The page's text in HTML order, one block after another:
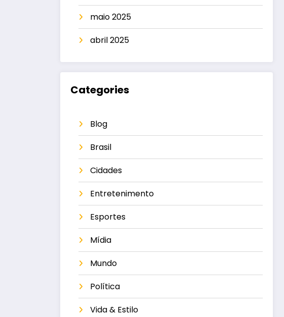
maio 2025
abril 2025
Categories
Blog
Brasil
Cidades
Entretenimento
Esportes
Mídia
Mundo
Política
Vida & Estilo